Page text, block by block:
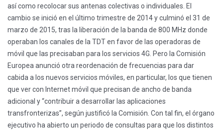
así como recolocar sus antenas colectivas o individuales. El
cambio se inició en el último trimestre de 2014 y culminó el 31 de
marzo de 2015, tras la liberación de la banda de 800 MHz donde
operaban los canales de la TDT en favor de las operadoras de
móvil que las precisaban para los servicios 4G. Pero la Comisión
Europea anunció otra reordenación de frecuencias para dar
cabida a los nuevos servicios móviles, en particular, los que tienen
que ver con Internet móvil que precisan de ancho de banda
adicional y “contribuir a desarrollar las aplicaciones
transfronterizas”, según justificó la Comisión. Con tal fin, el órgano
ejecutivo ha abierto un periodo de consultas para que los distintos